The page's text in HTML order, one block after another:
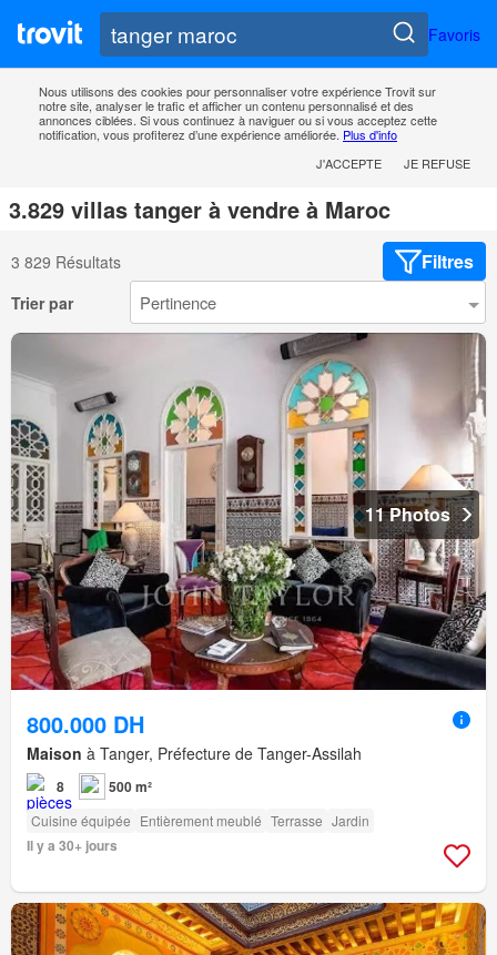
Favoris
Nous utilisons des cookies pour personnaliser votre expérience Trovit sur
notre site, analyser le trafic et afficher un contenu personnalisé et des
annonces ciblées. Si vous continuez à naviguer ou si vous acceptez cette
notification, vous profiterez d’une expérience améliorée. Plus d'info
J'ACCEPTE
JE REFUSE
3.829 villas tanger à vendre à Maroc
3 829 Résultats Filtres
Trier par
11 Photos
800.000 DH
Maison à Tanger, Préfecture de Tanger-Assilah
8 500 m²
Cuisine équipée Entièrement meublé Terrasse Jardin
Il y a 30+ jours